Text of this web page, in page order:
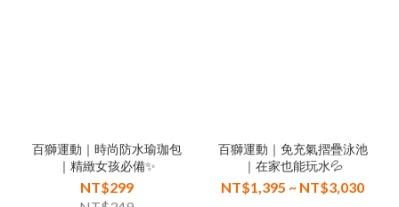
百獅運動｜時尚防水瑜珈包
｜精緻女孩必備✨
NT$299
百獅運動｜免充氣摺疊泳池
｜在家也能玩水💦
NT$1,395 ~ NT$3,030